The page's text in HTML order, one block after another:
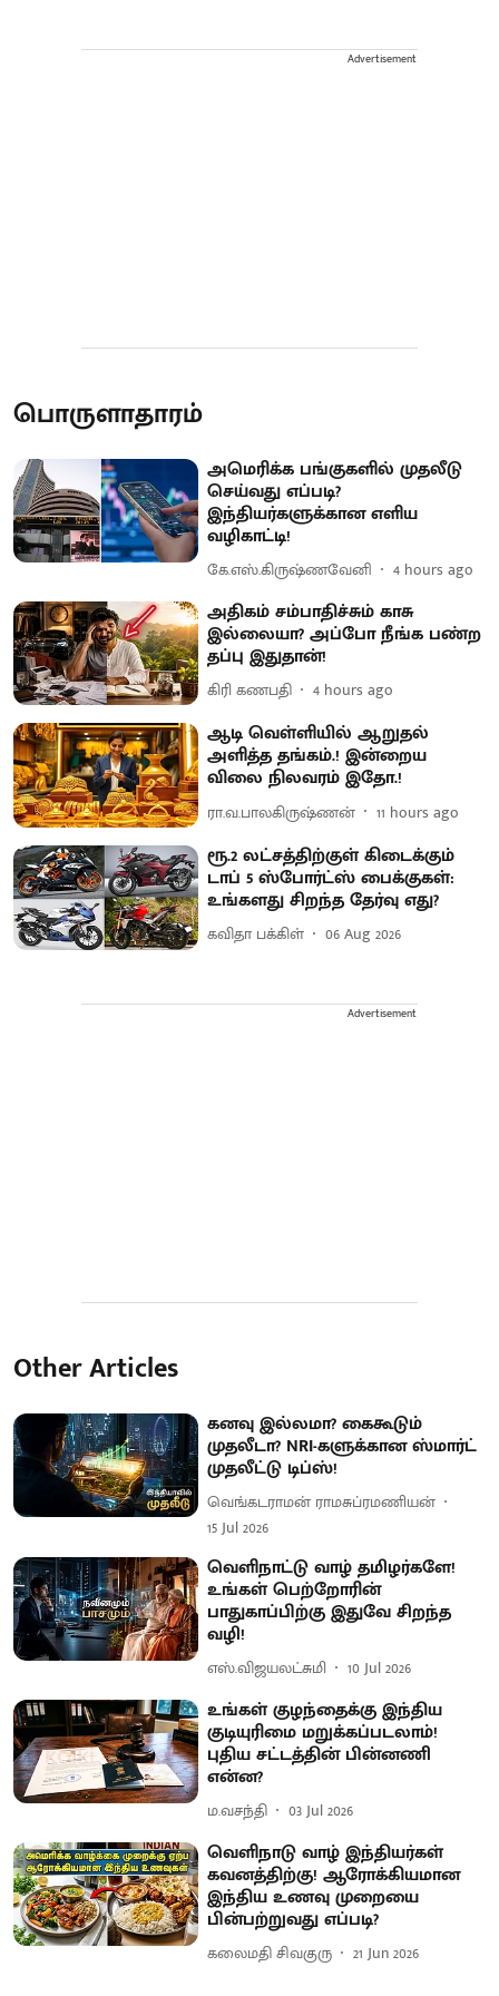
Advertisement
பொருளாதாரம்
அமெரிக்க பங்குகளில் முதலீடு
செய்வது எப்படி?
இந்தியர்களுக்கான எளிய
வழிகாட்டி!
கே.எஸ்.கிருஷ்ணவேனி 4 hours ago
அதிகம் சம்பாதிச்சும் காசு
இல்லையா? அப்போ நீங்க பண்ற
தப்பு இதுதான்!
கிரி கணபதி 4 hours ago
ஆடி வெள்ளியில் ஆறுதல்
அளித்த தங்கம்.! இன்றைய
விலை நிலவரம் இதோ.!
ரா.வ.பாலகிருஷ்ணன் 11 hours ago
ரூ.2 லட்சத்திற்குள் கிடைக்கும்
டாப் 5 ஸ்போர்ட்ஸ் பைக்குகள்:
உங்களது சிறந்த தேர்வு எது?
கவிதா பக்கிள் 06 Aug 2026
Advertisement
Other Articles
கனவு இல்லமா? கைகூடும்
முதலீடா? NRI-களுக்கான ஸ்மார்ட்
முதலீட்டு டிப்ஸ்!
வெங்கடராமன் ராமசுப்ரமணியன்
15 Jul 2026
வெளிநாட்டு வாழ் தமிழர்களே!
உங்கள் பெற்றோரின்
பாதுகாப்பிற்கு இதுவே சிறந்த
வழி!
எஸ்.விஜயலட்சுமி 10 Jul 2026
உங்கள் குழந்தைக்கு இந்திய
குடியுரிமை மறுக்கப்படலாம்!
புதிய சட்டத்தின் பின்னணி
என்ன?
ம.வசந்தி 03 Jul 2026
வெளிநாடு வாழ் இந்தியர்கள்
கவனத்திற்கு! ஆரோக்கியமான
இந்திய உணவு முறையை
பின்பற்றுவது எப்படி?
கலைமதி சிவகுரு 21 Jun 2026